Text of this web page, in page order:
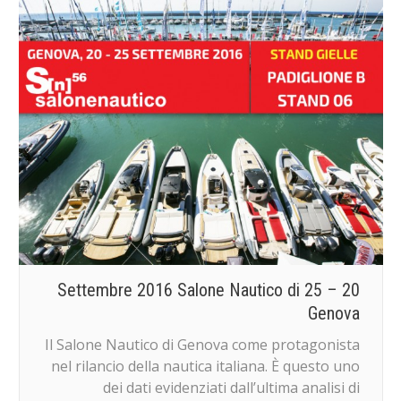
20 – 25 Settembre 2016 Salone Nautico di
Genova
Il Salone Nautico di Genova come protagonista
nel rilancio della nautica italiana. È questo uno
dei dati evidenziati dall’ultima analisi di